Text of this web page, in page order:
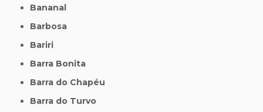
Bananal
Barbosa
Bariri
Barra Bonita
Barra do Chapéu
Barra do Turvo